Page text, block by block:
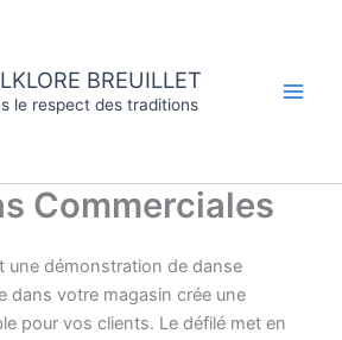
BREUILLET
le respect des traditions
Commerciales
une démonstration de danse
dans votre magasin crée une
pour vos clients. Le défilé met en
A
n
a
t
o
n
A